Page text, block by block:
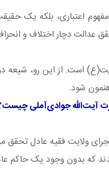
اعتباری، بلکه یک
عدالت دچار اختلاف و
است. از این رو، شیعه
شود.
آیت‌الله جوادی‌آملی
فقیه عادل تحقق
که بدون وجود یک